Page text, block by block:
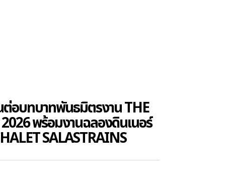
อบทบาทพันธมิตรงาน THE
พร้อมงานฉลองดินเนอร์
SALASTRAINS